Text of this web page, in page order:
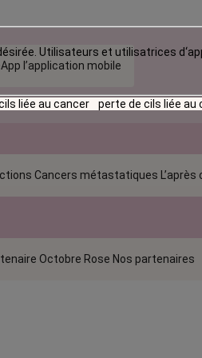
l’application mobile
Cancers métastatiques
Octobre Rose Nos partenaires
Utilisateurs et utilisatrices
liée au cancer perte de cils liée au